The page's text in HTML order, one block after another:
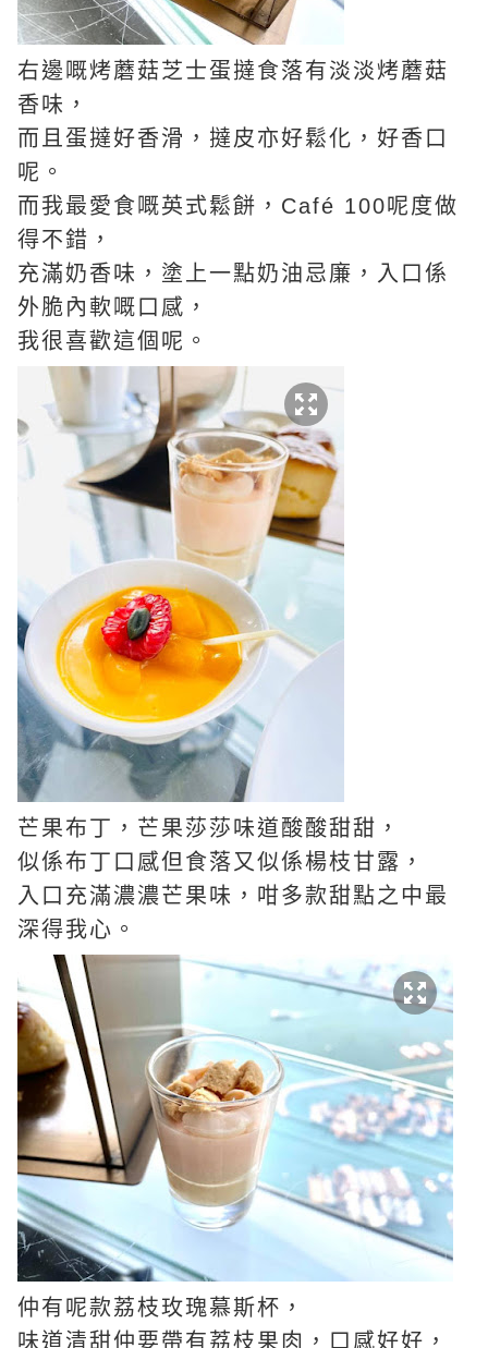
右邊嘅烤蘑菇芝士蛋撻食落有淡淡烤蘑菇
香味，
而且蛋撻好香滑，撻皮亦好鬆化，好香口
呢。
而我最愛食嘅英式鬆餅，Café 100呢度做
得不錯，
充滿奶香味，塗上一點奶油忌廉，入口係
外脆內軟嘅口感，
我很喜歡這個呢。
芒果布丁，芒果莎莎味道酸酸甜甜，
似係布丁口感但食落又似係楊枝甘露，
入口充滿濃濃芒果味，咁多款甜點之中最
深得我心。
仲有呢款荔枝玫瑰慕斯杯，
味道清甜仲要帶有荔枝果肉，
口感好好，